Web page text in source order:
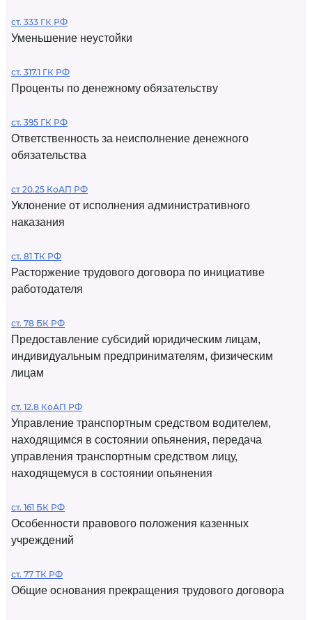
ст. 333 ГК РФ
Уменьшение неустойки
ст. 317.1 ГК РФ
Проценты по денежному обязательству
ст. 395 ГК РФ
Ответственность за неисполнение денежного
обязательства
ст 20.25 КоАП РФ
Уклонение от исполнения административного
наказания
ст. 81 ТК РФ
Расторжение трудового договора по инициативе
работодателя
ст. 78 БК РФ
Предоставление субсидий юридическим лицам,
индивидуальным предпринимателям, физическим
лицам
ст. 12.8 КоАП РФ
Управление транспортным средством водителем,
находящимся в состоянии опьянения, передача
управления транспортным средством лицу,
находящемуся в состоянии опьянения
ст. 161 БК РФ
Особенности правового положения казенных
учреждений
ст. 77 ТК РФ
Общие основания прекращения трудового договора